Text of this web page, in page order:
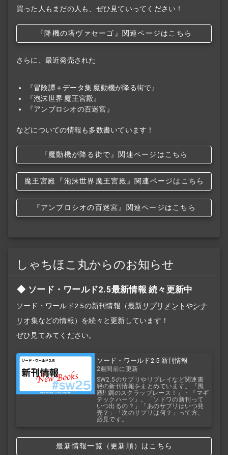
買った人もまだの人も、ぜひ見ていってください！
『降機の塔ヴァセーゴ』関連ページはこちら
さらに、最近発売された
『冒険譚＋データ集 魔動機が降る街で』
『泡沫世界 魔王宮殿』
『アンブロシオの百迷宮』
などについての情報も多数書いています！
『魔動機が降る街で』関連ページはこちら
魔王宮殿 『泡沫世界 魔王宮殿』関連ページはこちら
『アンブロシオの百迷宮』関連ページはこちら
しゃちほこ丸からのお知らせ
ソード・ワールド2.5最新情報 続々更新中
ソード・ワールド2.5の新刊情報（最新サプリメントやシナ
リオ集などの情報）を続々と更新しています！
ぜひ見てみてください。
ソード・ワールド2.5 新刊情報
2週間前に更新
SW2.5のサプリやリプレイなど関連書
籍の新刊情報をまとめています。『風
塵!! 鋼のスクラップレース！』・『マギ
テックハーツ』。「ソドワの新刊って
いつ出るの？」「あのサプリはいつ発
売？」「次のサプリは何？」って方、
必見です。
最新情報一覧（更新順）はこちら